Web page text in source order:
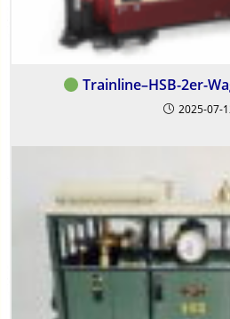
Trainline–HSB-2er-
2025-07-